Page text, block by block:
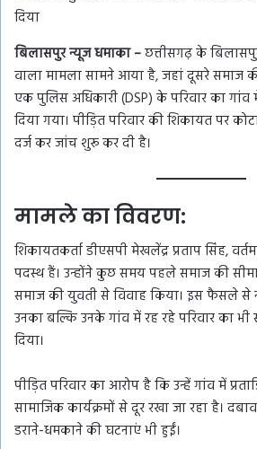
बिलासपुर न्यूज धमाका –छत्तीसगढ़ के
वाला मामला सामने आया है, जहां दूसरे समाज
एक पुलिस अधिकारी (DSP) के परिवार का
दिया गया। पीड़ित परिवार की शिकायत पर
दर्ज कर जांच शुरू कर दी है।
मामले का विवरण:
शिकायतकर्ता डीएसपी मेखलेंद्र प्रताप सिंह,
पदस्थ हैं। उन्होंने कुछ समय पहले समाज की
समाज की युवती से विवाह किया। इस फैसले से
उनका बल्कि उनके गांव में रह रहे परिवार का भी
दिया।
पीड़ित परिवार का आरोप है कि उन्हें गांव में
सामाजिक कार्यक्रमों से दूर रखा जा रहा है।
डराने-धमकाने की घटनाएं भी हुईं।